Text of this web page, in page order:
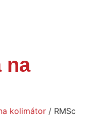
na
kolimátor / RMSc